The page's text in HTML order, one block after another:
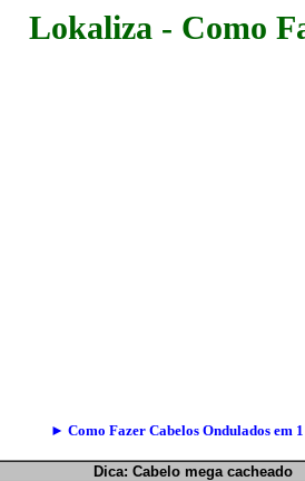
Lokaliza - Como
► Como Fazer Cabelos Ondulados em
Dica: Cabelo mega cacheado